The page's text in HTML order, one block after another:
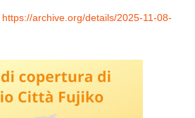
https://archive.org/details/2025-11-08-